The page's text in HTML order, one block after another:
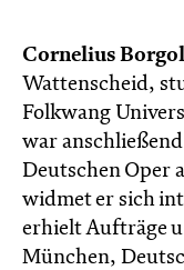
Cornelius
Wattenscheid,
Folkwang
war
Deutschen Oper
widmet er sich
erhielt Aufträge
München,